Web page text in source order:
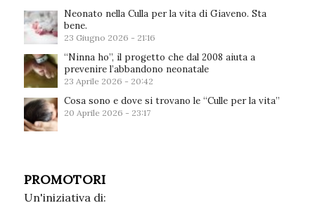
Neonato nella Culla per la vita di Giaveno. Sta
bene.
23 Giugno 2026 - 21:16
“Ninna ho”, il progetto che dal 2008 aiuta a
prevenire l’abbandono neonatale
23 Aprile 2026 - 20:42
Cosa sono e dove si trovano le “Culle per la vita”
20 Aprile 2026 - 23:17
PROMOTORI
Un'iniziativa di: